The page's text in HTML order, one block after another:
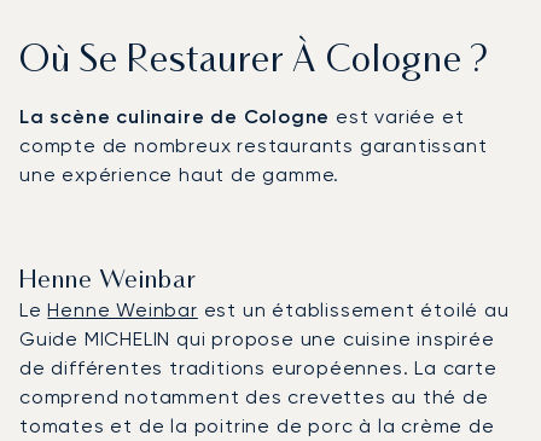
Où Se Restaurer À Cologne ?
La scène culinaire de Cologne est variée et
compte de nombreux restaurants garantissant
une expérience haut de gamme.
Henne Weinbar
LeHenne Weinbar est un établissement étoilé au
Guide MICHELIN qui propose une cuisine inspirée
de différentes traditions européennes. La carte
comprend notamment des crevettes au thé de
tomates et de la poitrine de porc à la crème de